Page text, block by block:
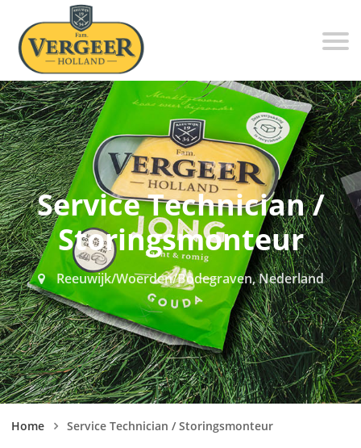
Service Technician /
Storingsmonteur
Reeuwijk/Woerden/Bodegraven, Nederland
Home Service Technician / Storingsmonteur